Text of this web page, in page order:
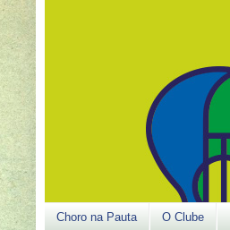
Choro na Pauta O Clube